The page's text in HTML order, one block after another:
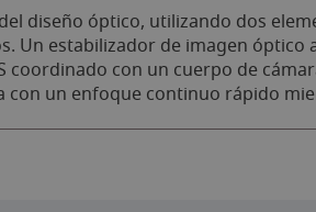
diseño óptico, utilizando dos
Un estabilizador de imagen
coordinado con un cuerpo de
con un enfoque continuo rápido